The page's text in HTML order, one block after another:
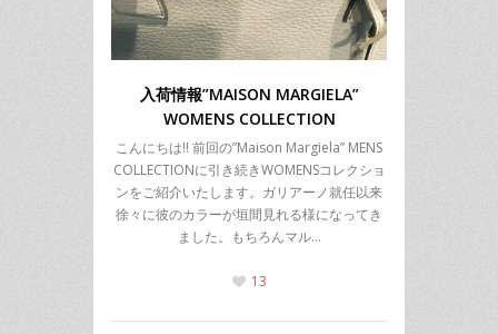
入荷情報”MAISON MARGIELA”
WOMENS COLLECTION
こんにちは!! 前回の”Maison Margiela” MENS
COLLECTIONに引き続きWOMENSコレクショ
ンをご紹介いたします。ガリアーノ就任以来
徐々に彼のカラーが垣間見れる様になってき
ました。もちろんマル…
13